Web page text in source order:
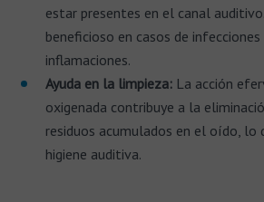
estar presentes en el canal
beneficioso en casos de
inflamaciones.
Ayuda en la limpieza: La acción
oxigenada contribuye a la
residuos acumulados en el oído, lo
higiene auditiva.